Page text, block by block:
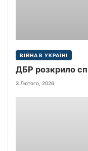
ВІЙНА В УКРАЇНІ
ДБР розкрило
3 Лютого, 2026